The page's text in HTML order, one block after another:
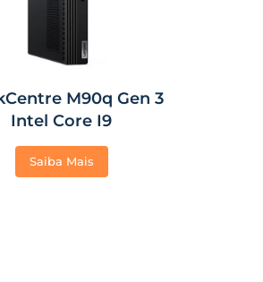
M90q Gen 3
Intel Core I9
Saiba Mais